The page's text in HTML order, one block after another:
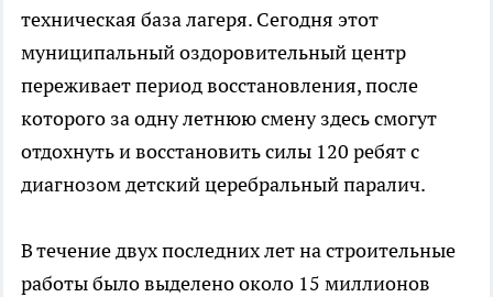
техническая база лагеря. Сегодня этот
муниципальный оздоровительный центр
переживает период восстановления, после
которого за одну летнюю смену здесь смогут
отдохнуть и восстановить силы 120 ребят с
диагнозом детский церебральный паралич.
В течение двух последних лет на строительные
работы было выделено около 15 миллионов